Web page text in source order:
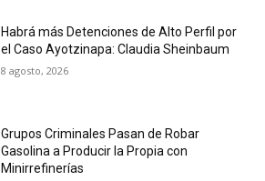
Habrá más Detenciones de Alto Perfil por
el Caso Ayotzinapa: Claudia Sheinbaum
8 agosto, 2026
Grupos Criminales Pasan de Robar
Gasolina a Producir la Propia con
Minirrefinerías